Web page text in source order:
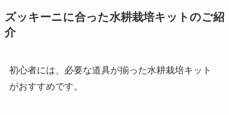
ズッキーニに合った水耕栽培キットのご紹
介
初心者には、必要な道具が揃った水耕栽培キット
がおすすめです。